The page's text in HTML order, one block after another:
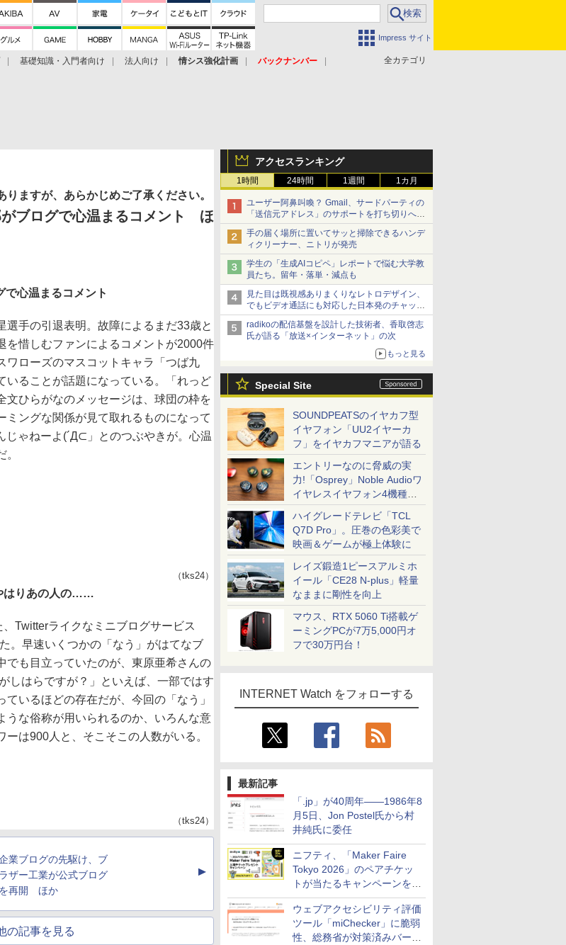
Impress サイト
全カテゴリ
基礎知識・入門者向け 法人向け 情シス強化計画
バックナンバー
アクセスランキング
1時間 24時間 1週間 1カ月
ユーザー阿鼻叫喚？ Gmail、サードパーティの
「送信元アドレス」のサポートを打ち切りへ
【やじうまWatch】
手の届く場所に置いてサッと掃除できるハンデ
ィクリーナー、ニトリが発売
学生の「生成AIコピペ」レポートで悩む大学教
員たち。留年・落単・減点も
見た目は既視感ありまくりなレトロデザイン、
でもビデオ通話にも対応した日本発のチャット
アプリが登場【やじうまWatch】
radikoの配信基盤を設計した技術者、香取啓志
氏が語る「放送×インターネット」の次
もっと見る
Special Site
SOUNDPEATSのイヤカフ型
イヤフォン「UU2イヤーカ
フ」をイヤカフマニアが語る
エントリーなのに脅威の実
力!「Osprey」Noble Audioワ
イヤレスイヤフォン4機種を
一気に聴く
ハイグレードテレビ「TCL
Q7D Pro」。圧巻の色彩美で
映画＆ゲームが極上体験に
レイズ鍛造1ピースアルミホ
イール「CE28 N-plus」軽量
なままに剛性を向上
マウス、RTX 5060 Ti搭載ゲ
ーミングPCが7万5,000円オ
フで30万円台！
INTERNET Watch をフォローする
最新記事
「.jp」が40周年――1986年8
月5日、Jon Postel氏から村
井純氏に委任
ニフティ、「Maker Faire
Tokyo 2026」のペアチケッ
トが当たるキャンペーンをX
で実施。8月16日まで
ウェブアクセシビリティ評価
ツール「miChecker」に脆弱
性、総務省が対策済みバージ
ますが、あらかじめご了承ください。
がブログで心温まるコメント ほ
心温まるコメント
手の引退表明。故障によるまだ33歳と
を惜しむファンによるコメントが2000件
ワローズのマスコットキャラ「つば九
いることが話題になっている。「れっど
ひらがなのメッセージは、球団の枠を
ングな関係が見て取れるものになって
じゃねーよ(´Д⊂」とのつぶやきが。心温
（tks24）
はりあの人の……
Twitterライクなミニブログサービス
。早速いくつかの「なう」がはてなブ
でも目立っていたのが、東原亜希さんの
しはらですが？」といえば、一部ではす
いるほどの存在だが、今回の「なう」
うな俗称が用いられるのか、いろんな意
は900人と、そこそこの人数がいる。
（tks24）
業ブログの先駆け、ブ
ラザー工業が公式ブログ
を再開 ほか
▲
の記事を見る